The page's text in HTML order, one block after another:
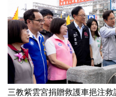
三教紫雲宮捐贈救護車挹注